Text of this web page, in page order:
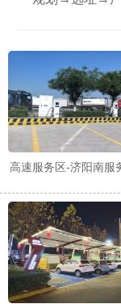
高速服务区-济阳南服